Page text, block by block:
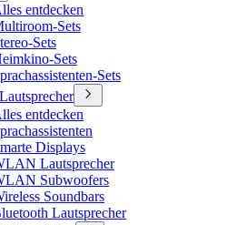
entdecken
Sets
Sets
Sets
Sets
entdecken
Displays
Lautsprecher
Subwoofers
Soundbars
Lautsprecher